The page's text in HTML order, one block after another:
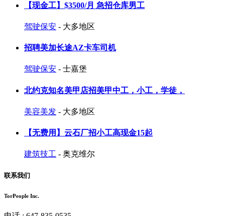
【现金工】$3500/月 急招仓库男工
驾驶保安 - 大多地区
招聘美加长途AZ卡车司机
驾驶保安 - 士嘉堡
北约克知名美甲店招美甲中工，小工，学徒，
美容美发 - 大多地区
【无费用】云石厂招小工高现金15起
建筑技工 - 奥克维尔
联系我们
TorPeople Inc.